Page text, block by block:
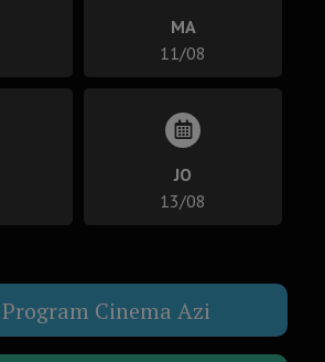
MA
11/08
JO
13/08
Program Cinema Azi